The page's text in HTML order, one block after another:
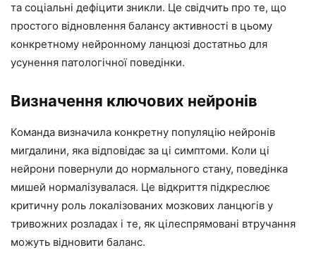
та соціальні дефіцити зникли. Це свідчить про те, що
простого відновлення балансу активності в цьому
конкретному нейронному ланцюзі достатньо для
усунення патологічної поведінки.
Визначення ключових нейронів
Команда визначила конкретну популяцію нейронів
мигдалини, яка відповідає за ці симптоми. Коли ці
нейрони повернули до нормального стану, поведінка
мишей нормалізувалася. Це відкриття підкреслює
критичну роль локалізованих мозкових ланцюгів у
тривожних розладах і те, як цілеспрямовані втручання
можуть відновити баланс.